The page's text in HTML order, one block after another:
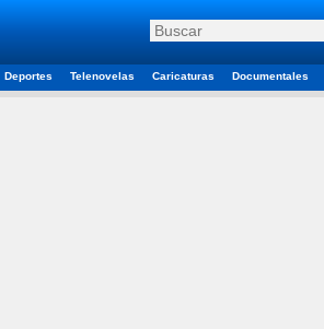
Deportes Telenovelas Caricaturas Documentales